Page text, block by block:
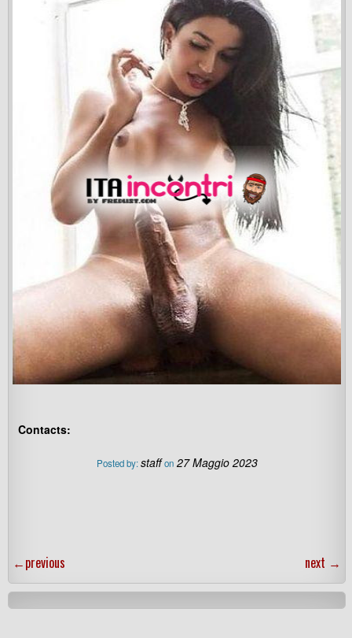
Contacts:
Posted by:staff on 27 Maggio 2023
←previous next →